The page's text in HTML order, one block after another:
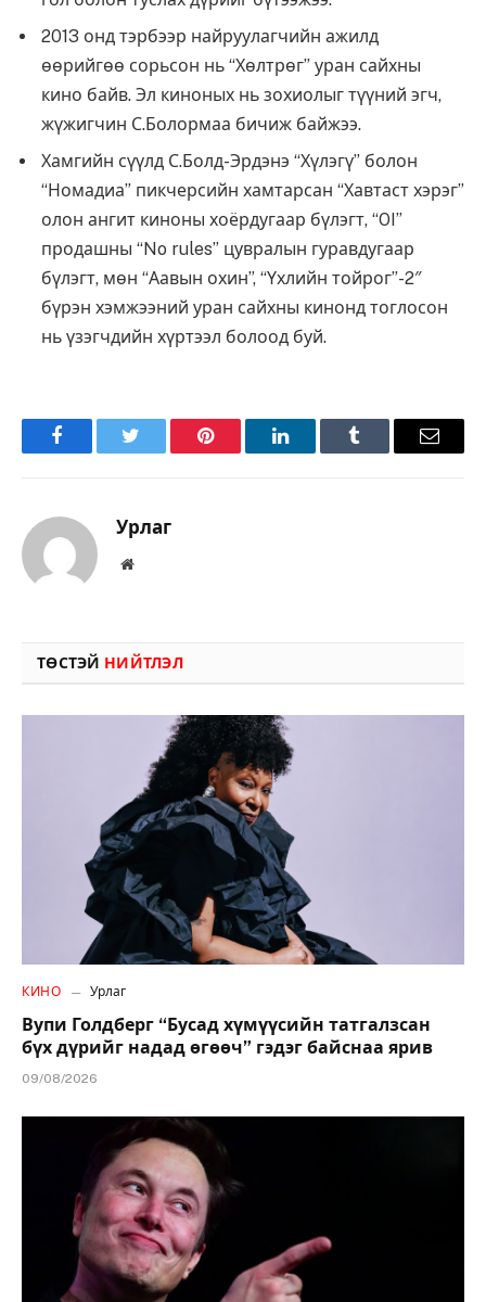
2013 онд тэрбээр найруулагчийн ажилд
өөрийгөө сорьсон нь “Хөлтрөг” уран сайхны
кино байв. Эл киноных нь зохиолыг түүний эгч,
жүжигчин С.Болормаа бичиж байжээ.
Хамгийн сүүлд С.Болд-Эрдэнэ “Хүлэгү” болон
“Номадиа” пикчерсийн хамтарсан “Хавтаст хэрэг”
олон ангит киноны хоёрдугаар бүлэгт, “OI”
продашны “No rules” цувралын гуравдугаар
бүлэгт, мөн “Аавын охин”, “Үхлийн тойрог”-2″
бүрэн хэмжээний уран сайхны кинонд тоглосон
нь үзэгчдийн хүртээл болоод буй.
FacebookTwitter Pinterest LinkedInTumblr Имэйл
Урлаг
Вэбсайт
ТӨСТЭЙ НИЙТЛЭЛ
КИНО Урлаг
Вупи Голдберг “Бусад хүмүүсийн татгалзсан
бүх дүрийг надад өгөөч” гэдэг байснаа ярив
09/08/2026